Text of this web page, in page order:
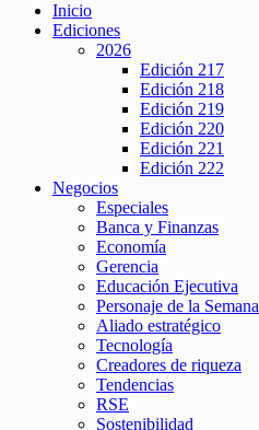
Inicio
Ediciones
2026
Edición 217
Edición 218
Edición 219
Edición 220
Edición 221
Edición 222
Negocios
Especiales
Banca y Finanzas
Economía
Gerencia
Educación Ejecutiva
Personaje de la Semana
Aliado estratégico
Tecnología
Creadores de riqueza
Tendencias
RSE
Sostenibilidad